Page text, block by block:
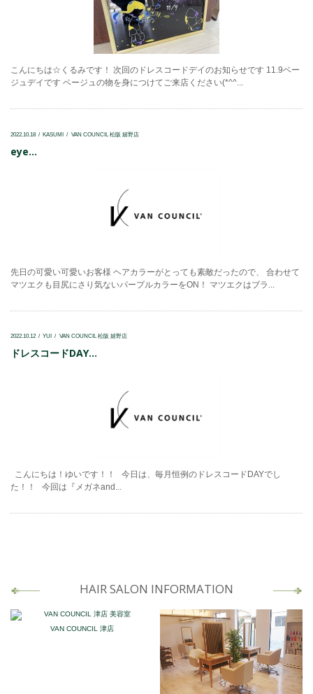
こんにちは☆くるみです！ 次回のドレスコードデイのお知らせです 11.9ベー
ジュデイです ベージュの物を身につけてご来店ください(*^^...
2022.10.18 KASUMI VAN COUNCIL 松阪 嬉野店
eye...
先日の可愛い可愛いお客様 ヘアカラーがとっても素敵だったので、 合わせて
マツエクも目尻にさり気ないパープルカラーをON！ マツエクはブラ...
2022.10.12 YUI VAN COUNCIL 松阪 嬉野店
ドレスコードDAY...
こんにちは！ゆいです！！ 今日は、毎月恒例のドレスコードDAYでし
た！！ 今回は『メガネand...
HAIR SALON INFORMATION
VAN COUNCIL 津店